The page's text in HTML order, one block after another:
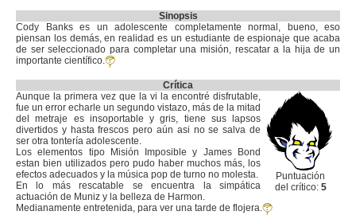
Sinopsis
Cody Banks es un adolescente completamente normal, bueno, eso
piensan los demás, en realidad es un estudiante de espionaje que acaba
de ser seleccionado para completar una misión, rescatar a la hija de un
importante científico.
Crítica
Puntuación
del crítico: 5
Aunque la primera vez que la vi la encontré disfrutable,
fue un error echarle un segundo vistazo, más de la mitad
del metraje es insoportable y gris, tiene sus lapsos
divertidos y hasta frescos pero aún asi no se salva de
ser otra tontería adolescente.
Los elementos tipo Misión Imposible y James Bond
estan bien utilizados pero pudo haber muchos más, los
efectos adecuados y la música pop de turno no molesta.
En lo más rescatable se encuentra la simpática
actuación de Muniz y la belleza de Harmon.
Medianamente entretenida, para ver una tarde de flojera.